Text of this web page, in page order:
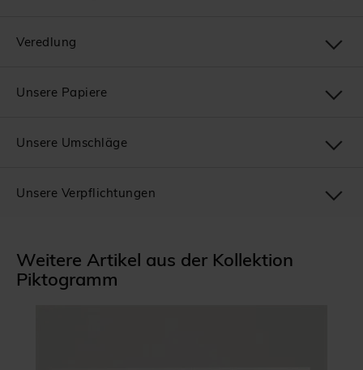
Weitere Artikel aus der Kollektion
Piktogramm
Veredlung
Unsere Papiere
Unsere Umschläge
Unsere Verpflichtungen